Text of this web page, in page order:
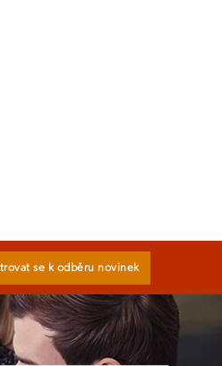
se k odběru novinek